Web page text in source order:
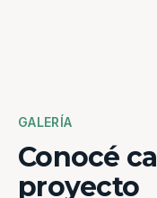
GALERÍA
Conocé
proyecto